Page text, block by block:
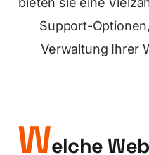
Support-
Verwaltung Ihrer
Welche